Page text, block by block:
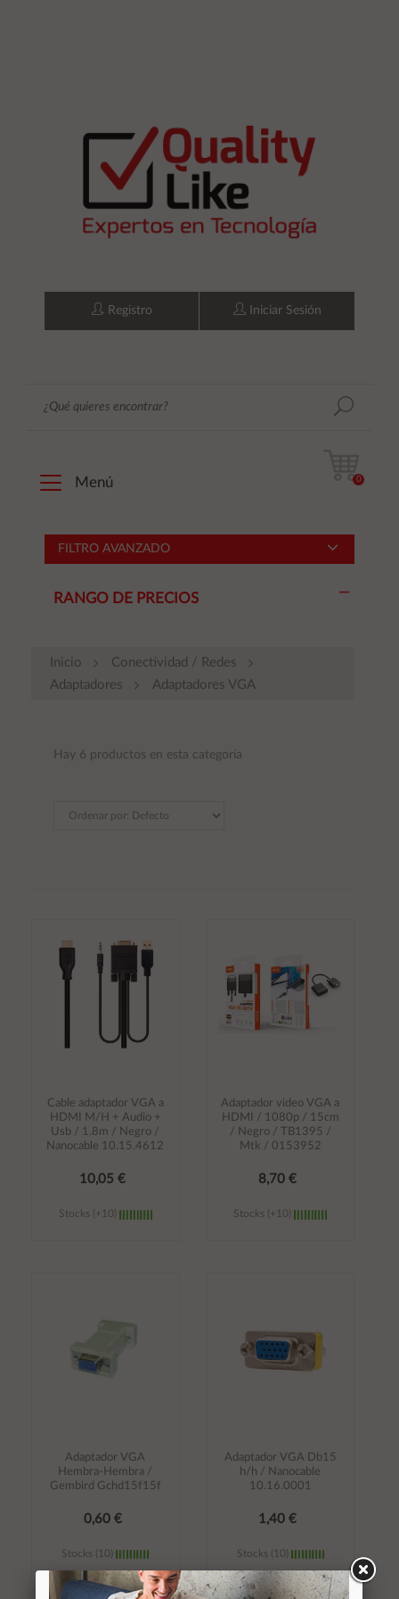
Registro Iniciar Sesión
Menú 0
FILTRO AVANZADO
RANGO DE PRECIOS
Inicio
Conectividad / Redes
Adaptadores
Adaptadores VGA
Hay 6 productos en esta categoría
Cable adaptador VGA a
HDMI M/H + Audio +
Usb / 1.8m / Negro /
Nanocable 10.15.4612
10,05 €
Stocks (+10)
Adaptador video VGA a
HDMI / 1080p / 15cm
/ Negro / TB1395 /
Mtk / 0153952
8,70 €
Stocks (+10)
Adaptador VGA
Hembra-Hembra /
Gembird Gchd15f15f
0,60 €
Stocks (10)
Adaptador VGA Db15
h/h / Nanocable
10.16.0001
1,40 €
Stocks (10)